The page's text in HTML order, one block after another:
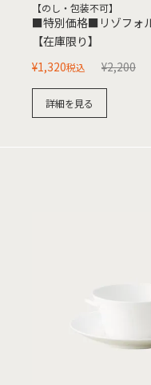
【のし・包装不可】
■特別価格■リゾフォ
【在庫限り】
¥2,200
¥1,320税込
詳細を見る